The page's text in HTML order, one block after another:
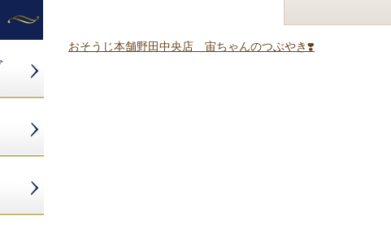
おそうじ本舗野田中央店 宙ちゃんのつぶやき❣️